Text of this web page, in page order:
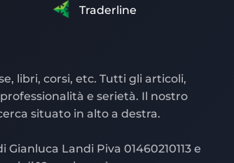
Traderline
libri, corsi, etc. Tutti gli articoli,
e serietà. Il nostro
situato in alto a destra.
Landi Piva 01460210113 e